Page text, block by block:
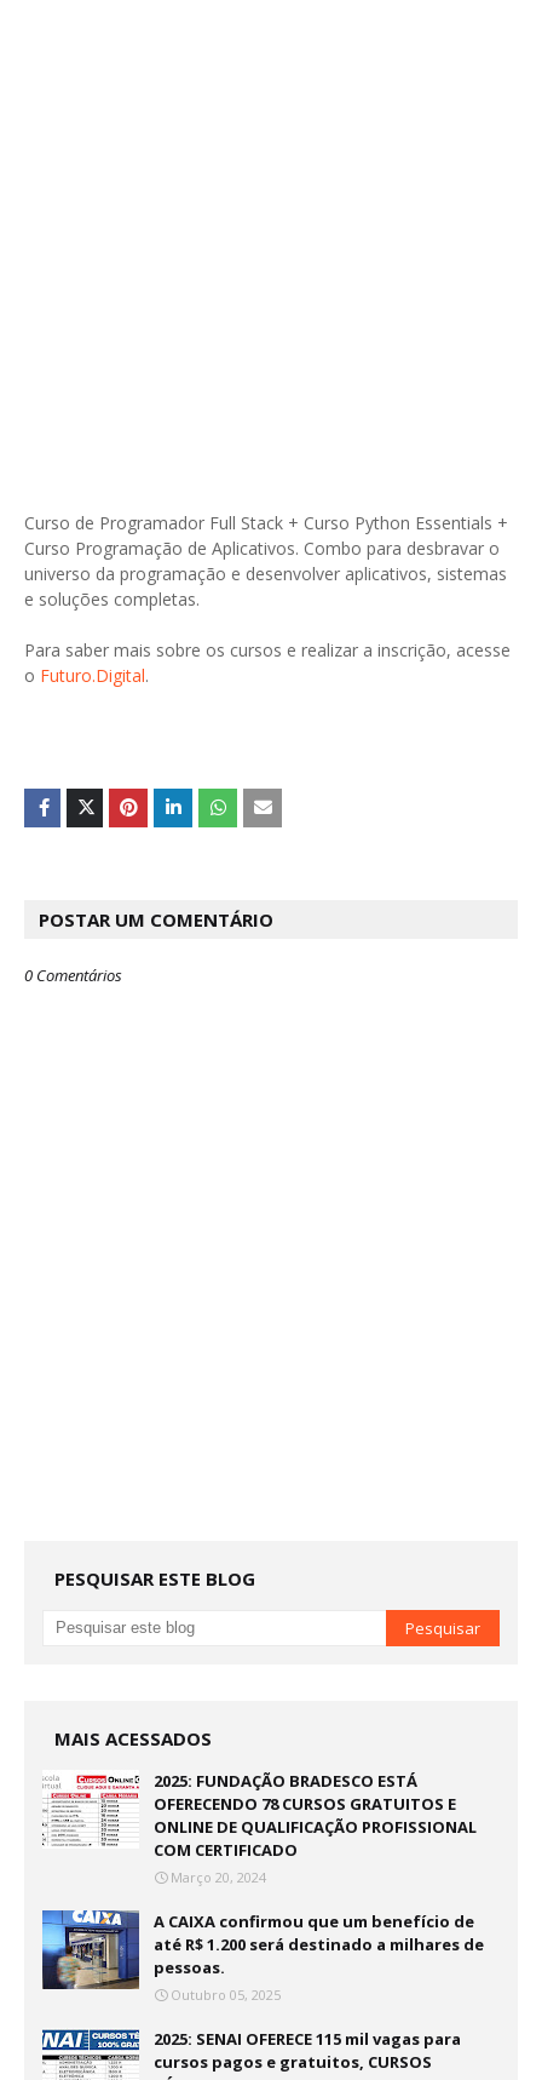
Curso de Programador Full Stack + Curso Python Essentials +
Curso Programação de Aplicativos. Combo para desbravar o
universo da programação e desenvolver aplicativos, sistemas
e soluções completas.
Para saber mais sobre os cursos e realizar a inscrição, acesse
o Futuro.Digital.
POSTAR UM COMENTÁRIO
0 Comentários
PESQUISAR ESTE BLOG
MAIS ACESSADOS
2025: FUNDAÇÃO BRADESCO ESTÁ
OFERECENDO 78 CURSOS GRATUITOS E
ONLINE DE QUALIFICAÇÃO PROFISSIONAL
COM CERTIFICADO
Março 20, 2024
A CAIXA confirmou que um benefício de
até R$ 1.200 será destinado a milhares de
pessoas.
Outubro 05, 2025
2025: SENAI OFERECE 115 mil vagas para
cursos pagos e gratuitos, CURSOS